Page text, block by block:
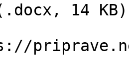
14 KB)